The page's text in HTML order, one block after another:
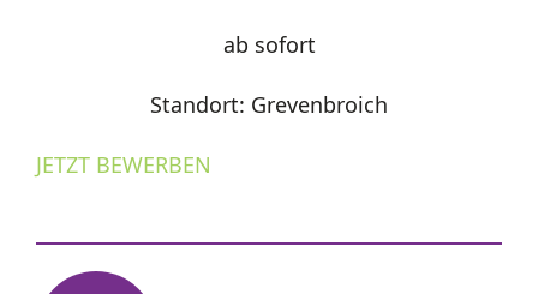
ab sofort
Standort: Grevenbroich
JETZT BEWERBEN